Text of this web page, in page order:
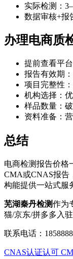
实际检测：
数据审核+报
办理电商质
提前查看平
报告有效期
项目完整性
机构选择：
样品数量：
资料准备：
总结
电商检测报告价格
CMA或CNAS报告
构能提供一站式服
芜湖秦丹检测作为
猫/京东/拼多多入
联系电话：
CNAS认证认可